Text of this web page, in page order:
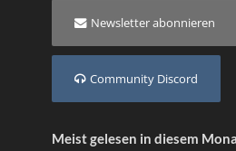
Newsletter abonnieren
Community Discord
Meist gelesen in diesem